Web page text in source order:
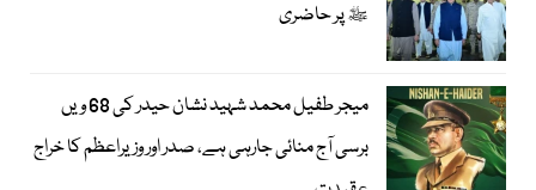
ﷺ پر حاضری
میجر طفیل محمد شہید نشان حیدر کی 68 ویں
برسی آج منائی جارہی ہے، صدر اور وزیراعظم کا خراج